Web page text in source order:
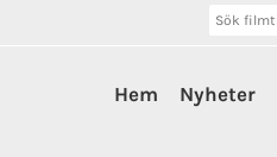
Hem Nyheter